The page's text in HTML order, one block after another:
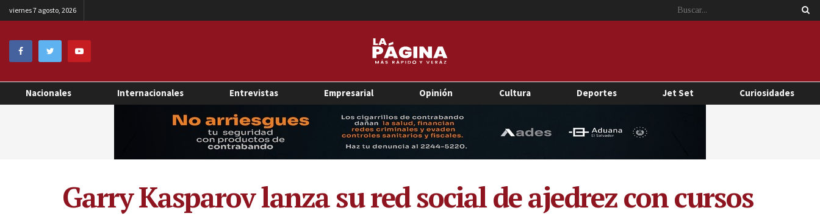
viernes 7 agosto, 2026
Nacionales Internacionales Entrevistas Empresarial Opinión Cultura Deportes Jet Set Curiosidades
Garry Kasparov lanza su red social de ajedrez con cursos